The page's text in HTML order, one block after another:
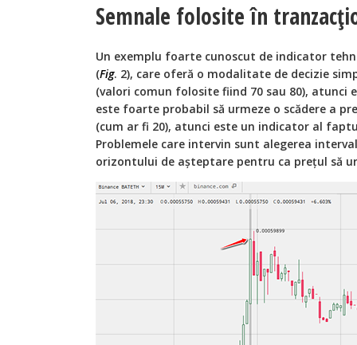
Semnale folosite în
Un exemplu foarte cunoscut de indicator
(Fig. 2), care oferă o modalitate de decizie
(valori comun folosite fiind 70 sau 80),
este foarte probabil să urmeze o scădere a
(cum ar fi 20), atunci este un indicator al
Problemele care intervin sunt alegerea
orizontului de aşteptare pentru ca preţul să